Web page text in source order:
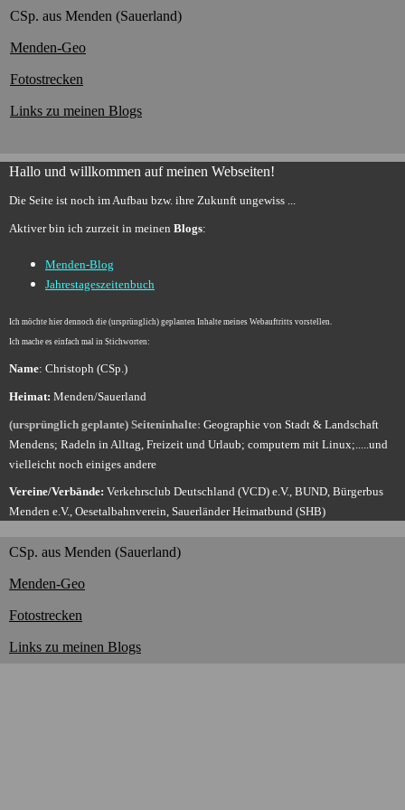
CSp. aus Menden (Sauerland)
Menden-Geo
Fotostrecken
Links zu meinen Blogs
Hallo und willkommen auf meinen Webseiten!
Die Seite ist noch im Aufbau bzw. ihre Zukunft ungewiss ...
Aktiver bin ich zurzeit in meinen Blogs:
Menden-Blog
Jahrestageszeitenbuch
Ich möchte hier dennoch die (ursprünglich) geplanten Inhalte meines Webauftritts vorstellen.
Ich mache es einfach mal in Stichworten:
Name: Christoph (CSp.)
Heimat: Menden/Sauerland
(ursprünglich geplante) Seiteninhalte: Geographie von Stadt & Landschaft
Mendens; Radeln in Alltag, Freizeit und Urlaub; computern mit Linux;.....und
vielleicht noch einiges andere
Vereine/Verbände: Verkehrsclub Deutschland (VCD) e.V., BUND, Bürgerbus
Menden e.V., Oesetalbahnverein, Sauerländer Heimatbund (SHB)
CSp. aus Menden (Sauerland)
Menden-Geo
Fotostrecken
Links zu meinen Blogs